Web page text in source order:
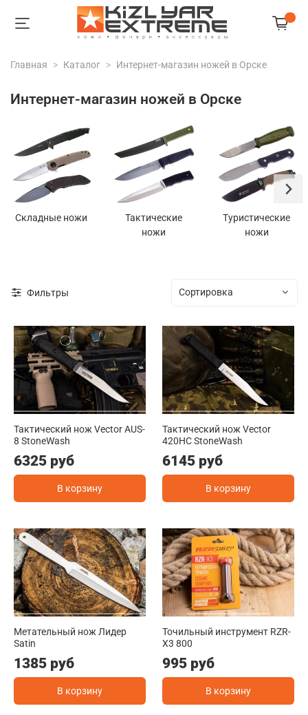
Главная Каталог Интернет-магазин ножей в Орске
Интернет-магазин ножей в Орске
Складные ножи
Тактические
ножи
Туристические
ножи
Фильтры
Тактический нож Vector AUS-
8 StoneWash
6325 руб
В корзину
Тактический нож Vector
420HC StoneWash
6145 руб
В корзину
Метательный нож Лидер
Satin
1385 руб
В корзину
Точильный инструмент RZR-
X3 800
995 руб
В корзину